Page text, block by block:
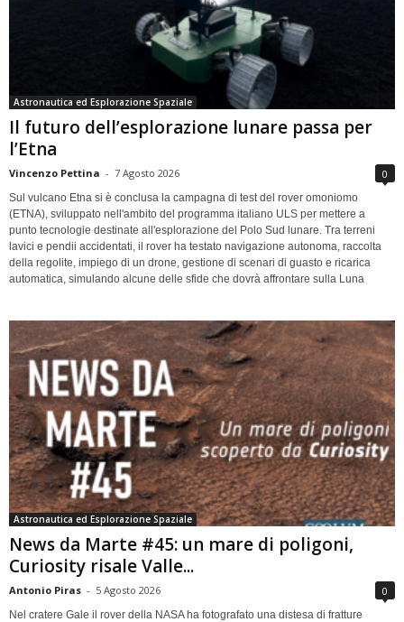
Astronautica ed Esplorazione Spaziale
Il futuro dell’esplorazione lunare passa per
l’Etna
Vincenzo Pettina - 7 Agosto 2026 0
Sul vulcano Etna si è conclusa la campagna di test del rover omoniomo
(ETNA), sviluppato nell'ambito del programma italiano ULS per mettere a
punto tecnologie destinate all'esplorazione del Polo Sud lunare. Tra terreni
lavici e pendii accidentati, il rover ha testato navigazione autonoma, raccolta
della regolite, impiego di un drone, gestione di scenari di guasto e ricarica
automatica, simulando alcune delle sfide che dovrà affrontare sulla Luna
Astronautica ed Esplorazione Spaziale
News da Marte #45: un mare di poligoni,
Curiosity risale Valle...
Antonio Piras - 5 Agosto 2026 0
Nel cratere Gale il rover della NASA ha fotografato una distesa di fratture